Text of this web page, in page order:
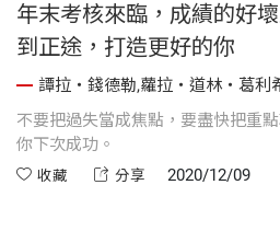
年末考核來臨，成績的好
到正途，打造更好的你
譚拉・錢德勒,蘿拉・道林・葛利
不要把過失當成焦點，要盡快把重
你下次成功。
收藏 分享 2020/12/09